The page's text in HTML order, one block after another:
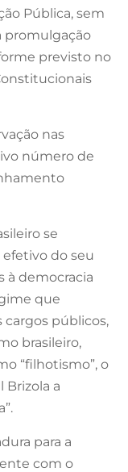
Pública, sem
promulgação
previsto no
nas
número de
se
do seu
à democracia
que
públicos,
brasileiro,
“filhotismo”, o
Brizola a
para a
com o